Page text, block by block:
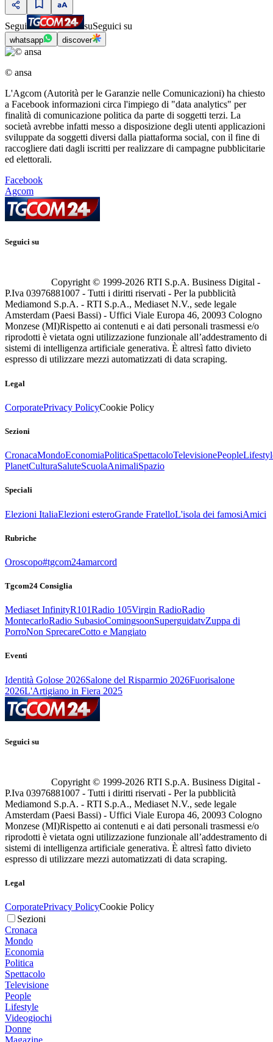
Segui suSeguici su
whatsapp discover
© ansa
L'Agcom (Autorità per le Garanzie nelle Comunicazioni) ha chiesto
a Facebook informazioni circa l'impiego di "data analytics" per
finalità di comunicazione politica da parte di soggetti terzi. La
società avrebbe infatti messo a disposizione degli utenti applicazioni
sviluppate da soggetti diversi dalla piattaforma social, con il fine di
raccogliere dati dagli iscritti per realizzare di campagne pubblicitarie
ed elettorali.
Facebook
Agcom
Seguici su
Copyright © 1999-2026 RTI S.p.A. Business Digital -
P.Iva 03976881007 - Tutti i diritti riservati - Per la pubblicità
Mediamond S.p.A. - RTI S.p.A., Mediaset N.V., sede legale
Amsterdam (Paesi Bassi) - Uffici Viale Europa 46, 20093 Cologno
Monzese (MI)Rispetto ai contenuti e ai dati personali trasmessi e/o
riprodotti è vietata ogni utilizzazione funzionale all’addestramento di
sistemi di intelligenza artificiale generativa. È altresì fatto divieto
espresso di utilizzare mezzi automatizzati di data scraping.
Legal
CorporatePrivacy PolicyCookie Policy
Sezioni
CronacaMondoEconomiaPoliticaSpettacoloTelevisionePeople
PlanetCulturaSaluteScuolaAnimaliSpazio
Speciali
Elezioni ItaliaElezioni esteroGrande FratelloL'isola dei famosiAmici
Rubriche
Oroscopo#tgcom24amarcord
Tgcom24 Consiglia
Mediaset InfinityR101Radio 105Virgin RadioRadio
MontecarloRadio SubasioComingsoonSuperguidatvZuppa di
PorroNon SprecareCotto e Mangiato
Eventi
Identità Golose 2026Salone del Risparmio 2026Fuorisalone
2026L'Artigiano in Fiera 2025
Seguici su
Copyright © 1999-2026 RTI S.p.A. Business Digital -
P.Iva 03976881007 - Tutti i diritti riservati - Per la pubblicità
Mediamond S.p.A. - RTI S.p.A., Mediaset N.V., sede legale
Amsterdam (Paesi Bassi) - Uffici Viale Europa 46, 20093 Cologno
Monzese (MI)Rispetto ai contenuti e ai dati personali trasmessi e/o
riprodotti è vietata ogni utilizzazione funzionale all’addestramento di
sistemi di intelligenza artificiale generativa. È altresì fatto divieto
espresso di utilizzare mezzi automatizzati di data scraping.
Legal
CorporatePrivacy PolicyCookie Policy
Sezioni
Cronaca
Mondo
Economia
Politica
Spettacolo
Televisione
People
Lifestyle
Videogiochi
Donne